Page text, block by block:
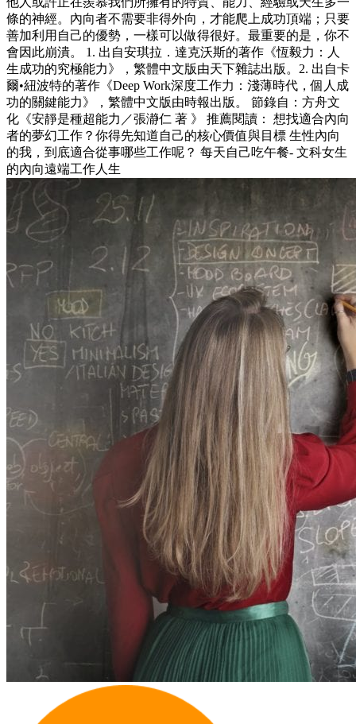
條的神經。內向者不需要非得外向，才能爬上成功頂端；只要
善加利用自己的優勢，一樣可以做得很好。最重要的是，你不
會因此崩潰。 1. 出自安琪拉．達克沃斯的著作《恆毅力：人
生成功的究極能力》，繁體中文版由天下雜誌出版。2. 出自卡
爾•紐波特的著作《Deep Work深度工作力：淺薄時代，個人成
功的關鍵能力》，繁體中文版由時報出版。 節錄自：方舟文
化《安靜是種超能力／張瀞仁 著 》 推薦閱讀： 想找適合內向
者的夢幻工作？你得先知道自己的核心價值與目標 生性內向
的我，到底適合從事哪些工作呢？ 每天自己吃午餐- 文科女生
的內向遠端工作人生